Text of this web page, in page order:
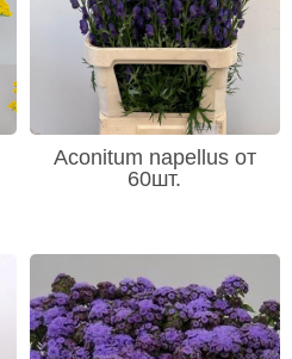
Aconitum napellus от
60шт.